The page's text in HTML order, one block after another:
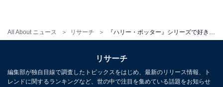
All About ニュース リサーチ
リサーチ
編集部が独自目線で調査したトピックスをはじめ、最新のリリース情報、ト
レンドに関するランキングなど、世の中で注目を集めている話題をお知らせ